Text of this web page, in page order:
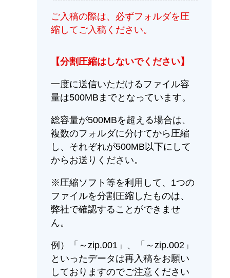
ご入稿の際は、必ずフォルダを圧
縮してご入稿ください。
【分割圧縮はしないでください】
一度に送信いただけるファイル容
量は500MBまでとなっています。
総容量が500MBを超える場合は、
複数のフォルダに分けてから圧縮
し、それぞれが500MB以下にして
からお送りください。
※圧縮ソフト等を利用して、1つの
ファイルを分割圧縮したものは、
弊社で確認することができませ
ん。
例）「～zip.001」、「～zip.002」
といったデータは再入稿をお願い
しておりますのでご注意ください